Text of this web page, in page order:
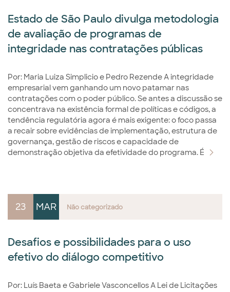
Estado de São Paulo divulga metodologia
de avaliação de programas de
integridade nas contratações públicas
Por: Maria Luiza Simplicio e Pedro Rezende A integridade
empresarial vem ganhando um novo patamar nas
contratações com o poder público. Se antes a discussão se
concentrava na existência formal de políticas e códigos, a
tendência regulatória agora é mais exigente: o foco passa
a recair sobre evidências de implementação, estrutura de
governança, gestão de riscos e capacidade de
demonstração objetiva da efetividade do programa. É
23 MAR Não categorizado
Desafios e possibilidades para o uso
efetivo do diálogo competitivo
Por: Luís Baeta e Gabriele Vasconcellos A Lei de Licitações